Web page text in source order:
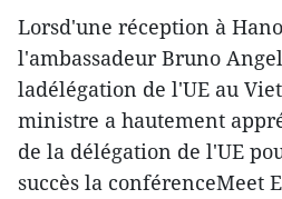
Lorsd'une réception à
l'ambassadeur Bruno
ladélégation de l'UE au
ministre a hautement
de la délégation de l'UE
succès la conférenceMeet